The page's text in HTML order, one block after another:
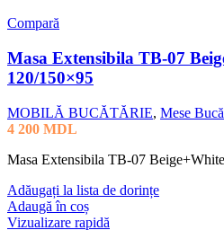
Compară
Masa Extensibila TB-07
120/150×95
MOBILĂ BUCĂTĂRIE, Mese
4 200 MDL
Masa Extensibila TB-07
Adăugați la lista de dorințe
Adaugă în coș
Vizualizare rapidă